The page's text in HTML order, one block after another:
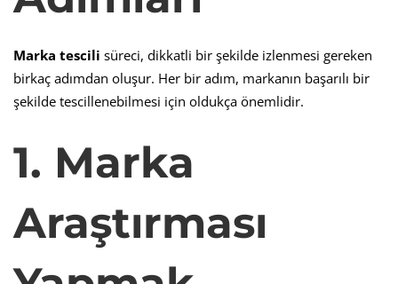
Marka tescili süreci, dikkatli bir şekilde izlenmesi gereken
birkaç adımdan oluşur. Her bir adım, markanın başarılı bir
şekilde tescillenebilmesi için oldukça önemlidir.
1. Marka
Araştırması